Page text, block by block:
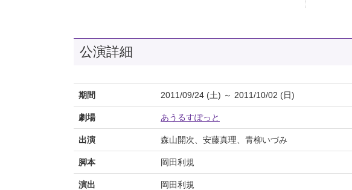
公演詳細
期間 2011/09/24 (土) ～ 2011/10/02 (日)
劇場 あうるすぽっと
出演 森山開次、安藤真理、青柳いづみ
脚本 岡田利規
演出 岡田利規